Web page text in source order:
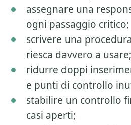
assegnare una
ogni passaggio critico;
scrivere una
riesca davvero a usare;
ridurre doppi
e punti di controllo
stabilire un controllo
casi aperti;